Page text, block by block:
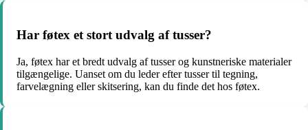
Har føtex et stort udvalg af tusser?
Ja, føtex har et bredt udvalg af tusser og kunstneriske materialer
tilgængelige. Uanset om du leder efter tusser til tegning,
farvelægning eller skitsering, kan du finde det hos føtex.